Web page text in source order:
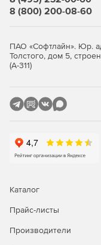
резьбы,
зенкерование и
продольного
синхронизацией.
токарных,
Аддитивные и
станках,
станках
8 (800) 200-08-60
ПАО «Софтлайн». Юр.
Толстого, дом 5,
(А-311)
Каталог
Прайс-листы
Производители